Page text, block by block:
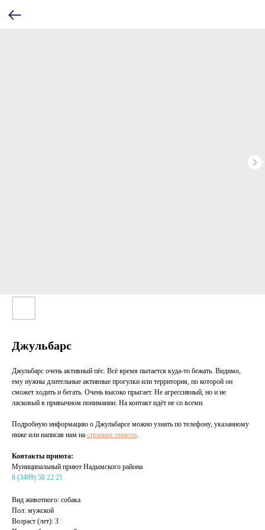
Джульбарс
Джульбарс очень активный пёс. Всё время пытается куда-то бежать. Видимо,
ему нужны длительные активные прогулки или территория, по которой он
сможет ходить и бегать. Очень высоко прыгает. Не агрессивный, но и не
ласковый в привычном понимании. На контакт идёт не со всеми.
Подробную информацию о Джульбарсе можно узнать по телефону, указанному
ниже или написав нам на странице приюта.
Контакты приюта:
Муниципальный приют Надымского района
8 (3499) 50 22 21
Вид животного: собака
Пол: мужской
Возраст (лет): 3